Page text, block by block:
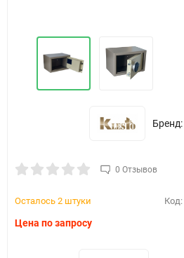
Бренд:
0 Отзывов
Осталось 2 штуки Код:
Цена по запросу